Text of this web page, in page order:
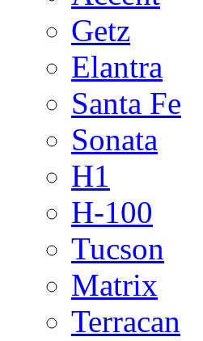
Getz
Elantra
Santa Fe
Sonata
H1
H-100
Tucson
Matrix
Terracan